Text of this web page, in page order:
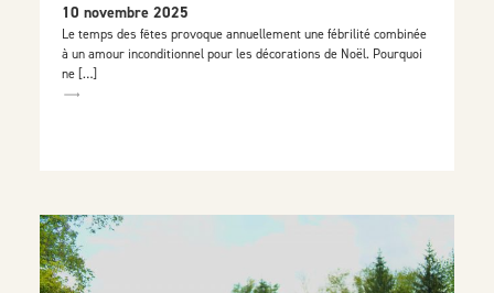
10 novembre 2025
Le temps des fêtes provoque annuellement une fébrilité combinée
à un amour inconditionnel pour les décorations de Noël. Pourquoi
ne […]